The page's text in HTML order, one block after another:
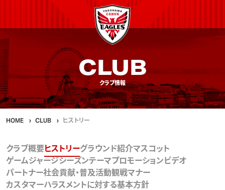
CLUB
クラブ情報
HOME CLUB ヒストリー
クラブ概要 ヒストリーグラウンド紹介マスコット
ゲームジャージシーズンテーマプロモーションビデオ
パートナー社会貢献・普及活動観戦マナー
カスタマーハラスメントに対する基本方針